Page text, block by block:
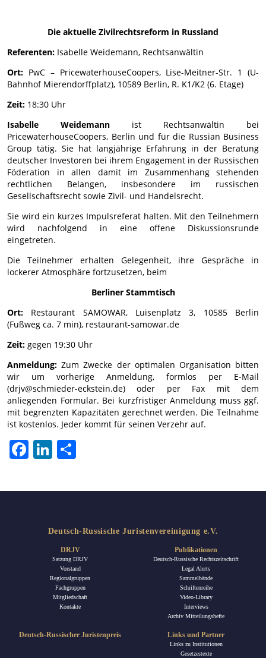
Die aktuelle Zivilrechtsreform in Russland
Referenten: Isabelle Weidemann, Rechtsanwältin
Ort: PwC – PricewaterhouseCoopers, Lise-Meitner-Str. 1 (U-
Bahnhof Mierendorffplatz), 10589 Berlin, R. K1/K2 (6. Etage)
Zeit: 18:30 Uhr
Isabelle Weidemann ist Rechtsanwältin bei
PricewaterhouseCoopers, Berlin und für die Russian Business
Group tätig. Sie hat langjährige Erfahrung in der Beratung
deutscher Investoren bei ihrem Engagement in der Russischen
Föderation in allen damit im Zusammenhang stehenden
rechtlichen Belangen, insbesondere im russischen
Gesellschaftsrecht sowie Zivil- und Handelsrecht.
Sie wird ein kurzes Impulsreferat halten. Mit den Teilnehmern
wird nachfolgend in eine offene Diskussionsrunde
eingetreten.
Die Teilnehmer erhalten Gelegenheit, ihre Gespräche in
lockerer Atmosphäre fortzusetzen, beim
Berliner Stammtisch
Ort: Restaurant SAMOWAR, Luisenplatz 3, 10585 Berlin
(Fußweg ca. 7 min), restaurant-samowar.de
Zeit: gegen 19:30 Uhr
Anmeldung:Zum Zwecke der optimalen Organisation bitten
wir um vorherige Anmeldung, formlos per E-Mail
(drjv@schmieder-eckstein.de) oder per Fax mit dem
anliegenden Formular. Bei kurzfristiger Anmeldung muss ggf.
mit begrenzten Kapazitäten gerechnet werden. Die Teilnahme
ist kostenlos. Jeder kommt für seinen Verzehr auf.
FacebookLinkedIn
Deutsch-Russische Juristenvereinigung e.V.
DRJV
Satzung DRJV
Vorstand
Regionalgruppen
Fachgruppen
Mitgliedschaft
Kontakte
Publikationen
Deutsch-Russische Rechtszeitschrift
Legal Alerts
Sammelbände
Schriftenreihe
Video-Library
Interviews
Archiv Mitteilungshefte
Deutsch-Russischer Juristenpreis Links und Partner
Links zu Institutionen
Gesetzestexte